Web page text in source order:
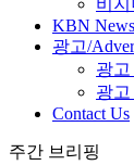
비지
KBN News
광고/
광고
광고
Contact Us
주간 브리핑